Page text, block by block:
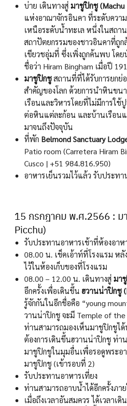
บ่าย เดินทางสู่มาชูปิกชู (Machu
แห่งอาณาจักรอินคา ที่ระดับควา
เหนือระดับนํ้าทะเล หนึ่งในสถา
สถาปัตยกรรมของชาวอินคาที่ถู
เขียวชอุ่มที่ ซึ่งเพิ่งถูกค้นพบ โดย
ชื่อว่า Hiram Bingham เมื่อปี
มาชูปิกชูสถานที่ที่ได้รับการยกย่
สำคัญของโลก ด้วยการนำหินขน
เรือนและวิหารโดยที่ไม่มีการใช้
ต่อหินแต่ละก้อน และบ้านเรือนแ
มาจนถึงปัจจุบัน
ที่พัก Belmond Sanctuary
Patio room (Carretera Hiram
Cusco | +51 984.816.950)
อาหารเย็นรวมไว้แล้ว รับประท
15 กรกฎาคม พ.ศ.2566 : ม
Picchu)
รับประทานอาหารเช้าที่ห้องอาห
08.00 น. เช็คเอ้าท์ที่โรงแรม ห
ไว้ในห้องเก็บของที่โรงแรม
08.00 – 12.00 น. เดินทางสู่มา
อีกครั้งเพื่อเดินขึ้น ฮวานน่าปิกชู (
รู้จักกันในอีกชื่อคือ “young
วานน่าปิกชู จะมี Temple of
ท่านสามารถมองเห็นมาชูปิกชูไ
ต้องการเดินขึ้นฮวานน่าปิกชู ท่า
มาชูปิกชูในมุมอื่นเพื่อรอดูพระอ
มาชูปิกชู (เข้ารอบที่ 2)
รับประทานอาหารเที่ยง
ท่านสามารถอาบน้ำได้อีกครั้งภา
เมื่อถึงเวลาอันสมควร ได้เวลาเ